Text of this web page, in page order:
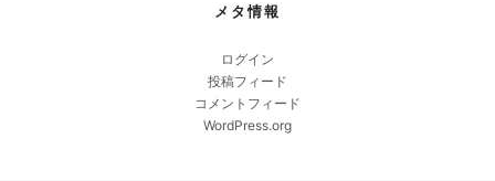
メタ情報
ログイン
投稿フィード
コメントフィード
WordPress.org